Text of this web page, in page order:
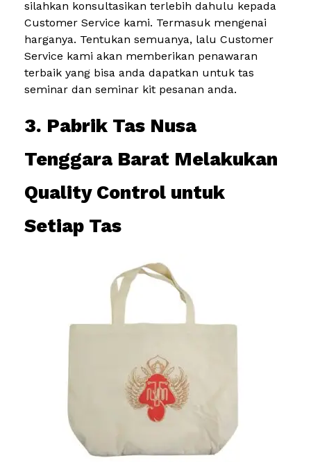
silahkan konsultasikan terlebih dahulu kepada
Customer Service kami. Termasuk mengenai
harganya. Tentukan semuanya, lalu Customer
Service kami akan memberikan penawaran
terbaik yang bisa anda dapatkan untuk tas
seminar dan seminar kit pesanan anda.
3. Pabrik Tas Nusa
Tenggara Barat Melakukan
Quality Control untuk
Setiap Tas